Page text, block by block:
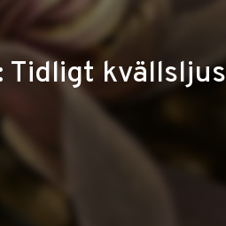
Tidligt kvällsljus